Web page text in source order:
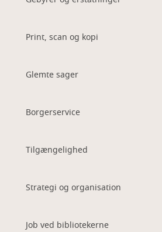
Print, scan og kopi
Glemte sager
Borgerservice
Tilgængelighed
Strategi og organisation
Job ved bibliotekerne